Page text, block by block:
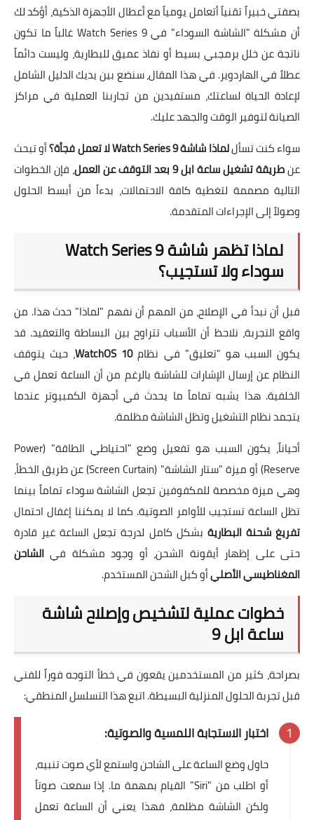
بصفتي خبيراً تقنياً أتعامل يومياً مع أعطال الأجهزة الذكية، أؤكد لك
أن مشكلة "الشاشة السوداء" في Watch Series 9 غالباً ما تكون
ناتجة عن خلل برمجبي بسيط أو نفاذ عميق للبطارية، وليست دائماً
عطلاً في الهاردوير. في هذا المقال، سنضع بين يديك الدليل الشامل
لإعادة الحياة لساعتك، مستفيدين من تجاربنا العملية في مراكز
الصيانة لتوفير الوقت والجهد عليك.
سواء كنت تسأللماذا شاشة Watch Series 9 لا تعمل فجأة؟
أو تبحث
عنطريقة تشغيل ساعة ابل 9 بعد التوقف عن العمل
، فإن الخطوات
التالية مصممة لتغطية كافة الاحتمالات، بدءاً من أبسط الحلول
وصولاً إلى الإجراءات المتقدمة.
لماذا تظهر شاشة Watch Series 9
سوداء ولا تستجيب؟
قبل أن نبدأ في الإصلاح، من المهم أن نفهم "لماذا" حدث هذا. من
واقع التجربة، نلاحظ أن الأسباب تتراوح بين البساطة والتعقيد. قد
يكون السبب هو "تعليق" في نظامWatchOS 10، حيث يتوقف
النظام عن إرسال الإشارات للشاشة بالرغم من أن الساعة تعمل في
الخلفية. هذا يشبه تماماً ما يحدث في أجهزة الكمبيوتر عندما
يتجمد نظام التشغيل وتظل الشاشة مظلمة.
أحياناً، يكون السبب هو تفعيل وضع "احتياطي الطاقة" (Power
Reserve) أو ميزة "ستار الشاشة" (Screen Curtain) عن طريق الخطأ،
وهي ميزة مخصصة للمكفوفين تجعل الشاشة سوداء تماماً بينما
تظل الساعة تستجيب للأوامر الصوتية. كما لا يمكننا إغفال احتمال
تفريغ شحنة البطارية بشكل كامل لدرجة تجعل الساعة غير قادرة
حتى على إظهار أيقونة الشحن، أو وجود مشكلة في الشاحن
المغناطيسي الأصليأو كبل الشحن المستخدم.
خطوات عملية لتشخيص وإصلاح شاشة
ساعة ابل 9
بصراحة، كثير من المستخدمين يقعون في خطأ التوجه فوراً للفني
قبل تجربة الحلول المنزلية البسيطة. اتبع هذا التسلسل المنطقي:
اختبار الاستجابة اللمسية والصوتية:
حاول وضع الساعة على الشاحن واستمع لأي صوت تنبيه،
أو اطلب من "Siri" القيام بمهمة ما. إذا سمعت صوتاً
ولكن الشاشة مظلمة، فهذا يعني أن الساعة تعمل